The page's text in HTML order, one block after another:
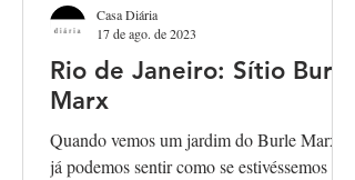
Rio de Janeiro: Sítio Burle
Marx
Quando vemos um jardim do Burle Marx,
já podemos sentir como se estivéssemos
Casa Diária
17 de ago. de 2023